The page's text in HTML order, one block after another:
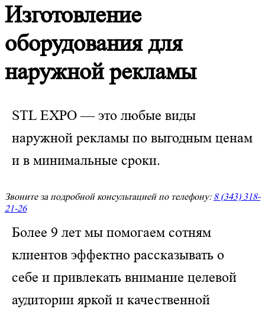
Изготовление
оборудования для
наружной рекламы
STL EXPO — это любые виды
наружной рекламы по выгодным ценам
и в минимальные сроки.
Звоните за подробной консультацией по телефону: 8 (343) 318-
21-26
Более 9 лет мы помогаем сотням
клиентов эффектно рассказывать о
себе и привлекать внимание целевой
аудитории яркой и качественной